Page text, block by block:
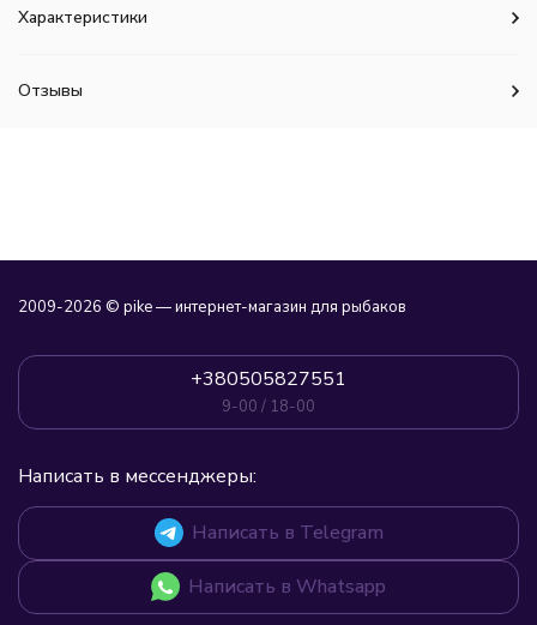
Характеристики
Отзывы
2009-2026 © pike — интернет-магазин для рыбаков
+380505827551
9-00 / 18-00
Написать в мессенджеры:
Написать в Telegram
Написать в Whatsapp